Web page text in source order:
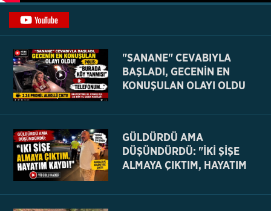
"SANANE" CEVABIYLA
BAŞLADI, GECENİN EN
KONUŞULAN OLAYI OLDU
GÜLDÜRDÜ AMA
DÜŞÜNDÜRDÜ: "İKİ ŞİŞE
ALMAYA ÇIKTIM, HAYATIM